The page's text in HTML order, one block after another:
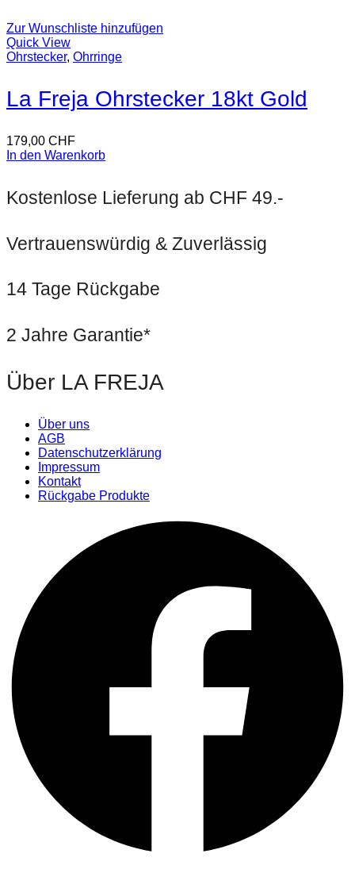
Zur Wunschliste hinzufügen
Quick View
Ohrstecker, Ohrringe
La Freja Ohrstecker 18kt Gold
179,00 CHF
In den Warenkorb
Kostenlose Lieferung ab CHF 49.-
Vertrauenswürdig & Zuverlässig
14 Tage Rückgabe
2 Jahre Garantie*
Über LA FREJA
Über uns
AGB
Datenschutzerklärung
Impressum
Kontakt
Rückgabe Produkte